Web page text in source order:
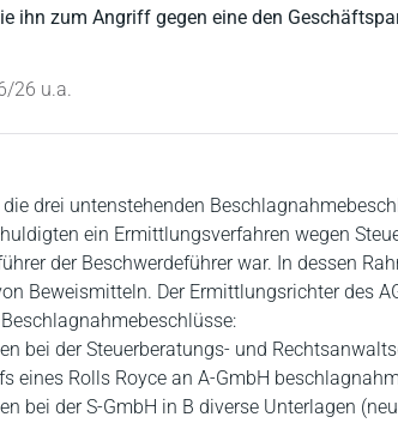
ihn zum Angriff gegen eine den
26 u.a.
drei untenstehenden
ein Ermittlungsverfahren wegen
der Beschwerdeführer war. In dessen
Beweismitteln. Der Ermittlungsrichter des
bei der Steuerberatungs- und
eines Rolls Royce an A-GmbH
bei der S-GmbH in B diverse Unterlagen